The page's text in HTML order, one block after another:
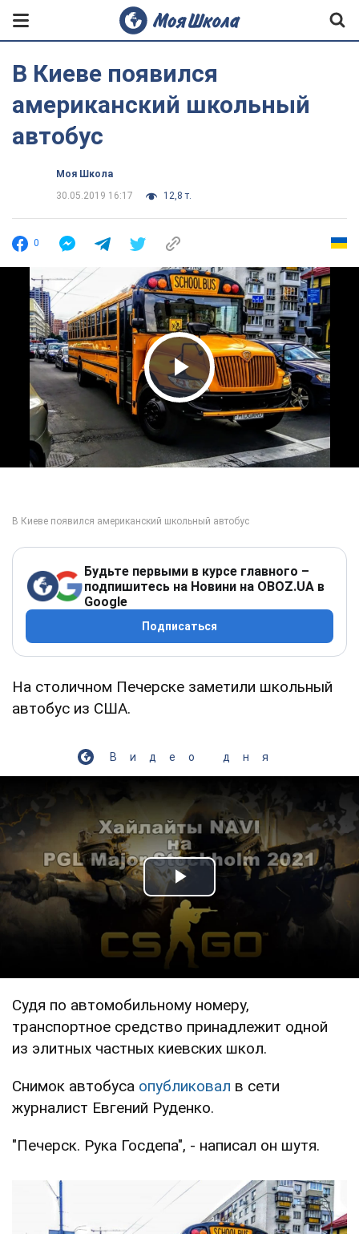
В Киеве появился
американский школьный
автобус
Моя Школа
30.05.2019 16:17
12,8 т.
0
Play Video
Будьте первыми в курсе главного –
подпишитесь на Новини на OBOZ.UA в
Google
Подписаться
На столичном Печерске заметили школьный
автобус из США.
Видео дня
Play Video
Судя по автомобильному номеру,
транспортное средство принадлежит одной
из элитных частных киевских школ.
Снимок автобуса опубликовал в сети
журналист Евгений Руденко.
"Печерск. Рука Госдепа", - написал он шутя.